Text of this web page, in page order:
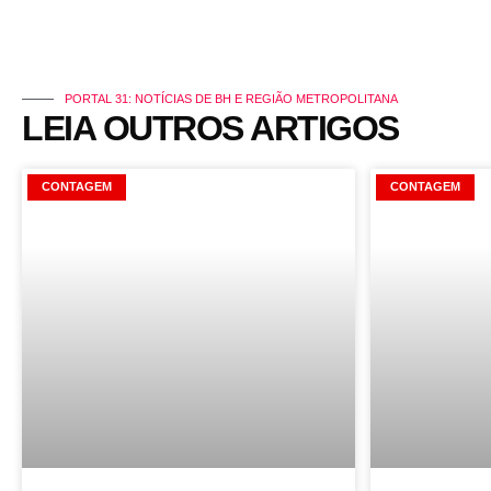
PORTAL 31: NOTÍCIAS DE BH E REGIÃO METROPOLITANA
LEIA OUTROS ARTIGOS
CONTAGEM CONTAGEM